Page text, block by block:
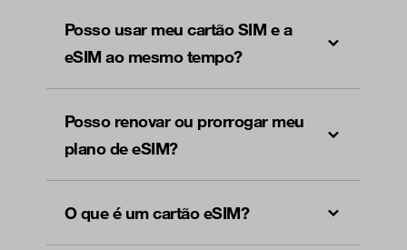
Posso usar meu cartão SIM e a
eSIM ao mesmo tempo?
Posso renovar ou prorrogar meu
plano de eSIM?
O que é um cartão eSIM?